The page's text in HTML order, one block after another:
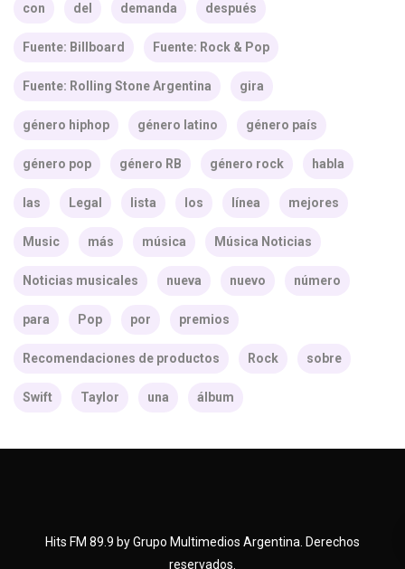
con del demanda después
Fuente: Billboard Fuente: Rock & Pop
Fuente: Rolling Stone Argentina gira
género hiphop género latino género país
género pop género RB género rock habla
las Legal lista los línea mejores
Music más música Música Noticias
Noticias musicales nueva nuevo número
para Pop por premios
Recomendaciones de productos Rock sobre
Swift Taylor una álbum
Hits FM 89.9 by Grupo Multimedios Argentina. Derechos
reservados.